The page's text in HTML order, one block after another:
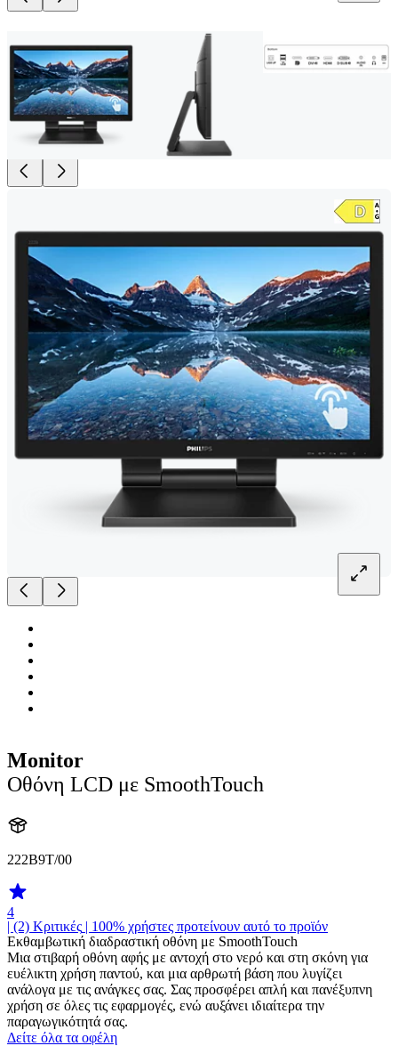
Monitor
Οθόνη LCD με SmoothTouch
222B9T/00
4
| (2) Κριτικές | 100% χρήστες προτείνουν αυτό το προϊόν
Εκθαμβωτική διαδραστική οθόνη με SmoothTouch
Μια στιβαρή οθόνη αφής με αντοχή στο νερό και στη σκόνη για
ευέλικτη χρήση παντού, και μια αρθρωτή βάση που λυγίζει
ανάλογα με τις ανάγκες σας. Σας προσφέρει απλή και πανέξυπνη
χρήση σε όλες τις εφαρμογές, ενώ αυξάνει ιδιαίτερα την
παραγωγικότητά σας.
Δείτε όλα τα οφέλη